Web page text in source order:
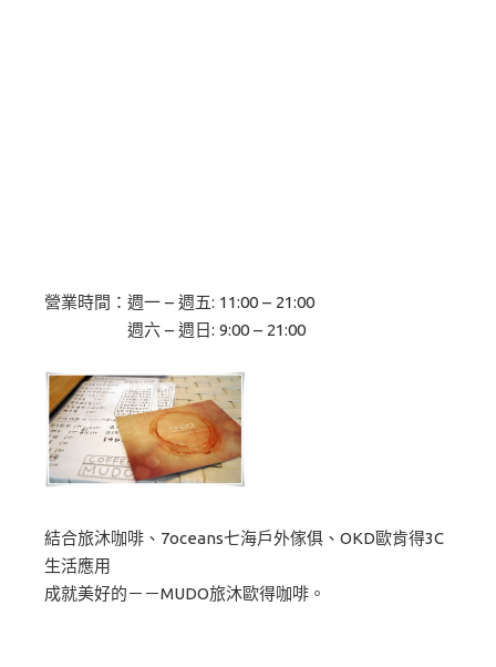
營業時間：週一 – 週五: 11:00 – 21:00
週六 – 週日: 9:00 – 21:00
結合旅沐咖啡、7oceans七海戶外傢俱、OKD歐肯得3C
生活應用
成就美好的－－MUDO旅沐歐得咖啡。